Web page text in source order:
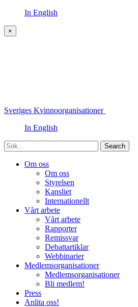
In English
×
Sveriges Kvinnoorganisationer
In English
Sök
Om oss
Om oss
Styrelsen
Kansliet
Internationellt
Vårt arbete
Vårt arbete
Rapporter
Remissvar
Debattartiklar
Webbinarier
Medlemsorganisationer
Medlemsorganisationer
Bli medlem!
Press
Anlita oss!